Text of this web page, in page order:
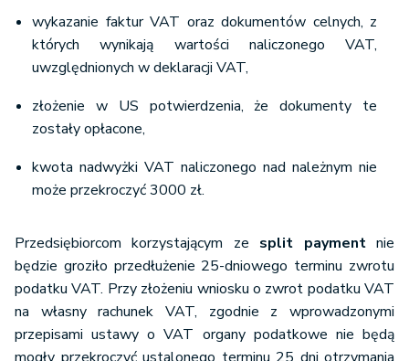
wykazanie faktur VAT oraz dokumentów celnych, z
których wynikają wartości naliczonego VAT,
uwzględnionych w deklaracji VAT,
złożenie w US potwierdzenia, że dokumenty te
zostały opłacone,
kwota nadwyżki VAT naliczonego nad należnym nie
może przekroczyć 3000 zł.
Przedsiębiorcom korzystającym ze split paymentnie
będzie groziło przedłużenie 25-dniowego terminu zwrotu
podatku VAT. Przy złożeniu wniosku o zwrot podatku VAT
na własny rachunek VAT, zgodnie z wprowadzonymi
przepisami ustawy o VAT organy podatkowe nie będą